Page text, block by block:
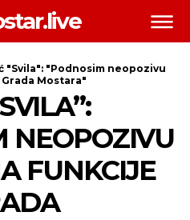
"Svila": "Podnosim neopozivu
Mostara"
NEOPOZIVU
FUNKCIJE